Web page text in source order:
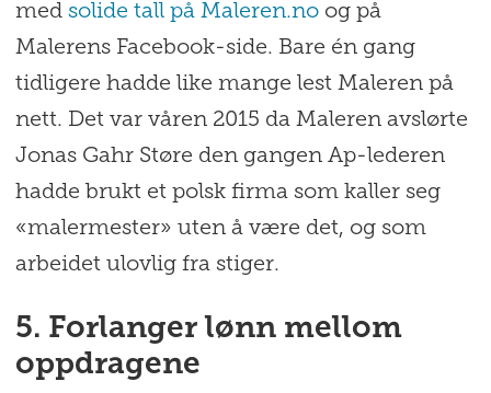
med solide tall på Maleren.noog på
Malerens Facebook-side. Bare én gang
tidligere hadde like mange lest Maleren på
nett. Det var våren 2015 da Maleren avslørte
Jonas Gahr Støre den gangen Ap-lederen
hadde brukt et polsk firma som kaller seg
«malermester» uten å være det, og som
arbeidet ulovlig fra stiger.
5. Forlanger lønn mellom
oppdragene